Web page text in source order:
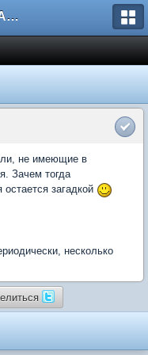
Форум EXTRACTOR.ru
не имеющие в
Зачем тогда
загадкой
несколько